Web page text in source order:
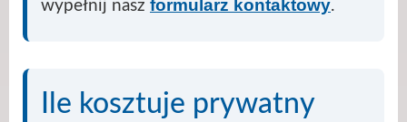
wypełnij nasz formularz kontaktowy.
Ile kosztuje prywatny